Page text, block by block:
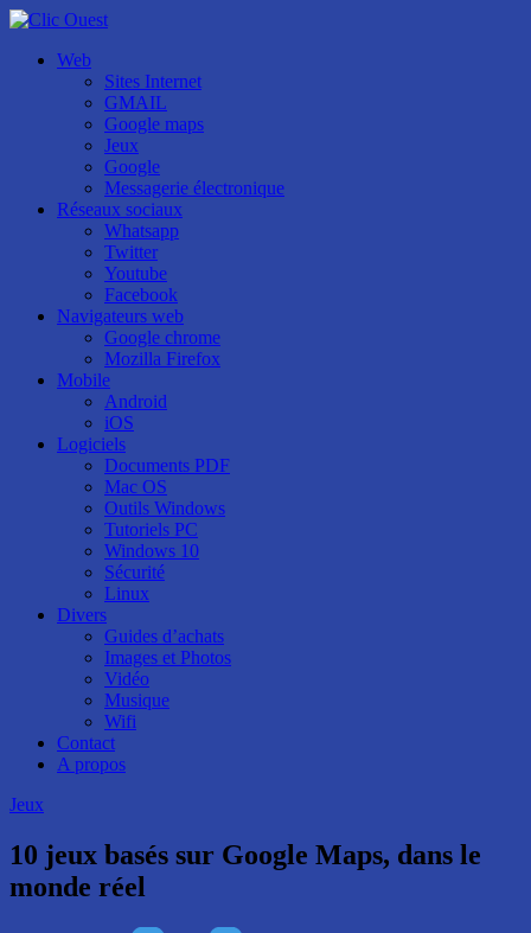
Web
Sites Internet
GMAIL
Google maps
Jeux
Google
Messagerie électronique
Réseaux sociaux
Whatsapp
Twitter
Youtube
Facebook
Navigateurs web
Google chrome
Mozilla Firefox
Mobile
Android
iOS
Logiciels
Documents PDF
Mac OS
Outils Windows
Tutoriels PC
Windows 10
Sécurité
Linux
Divers
Guides d’achats
Images et Photos
Vidéo
Musique
Wifi
Contact
A propos
Jeux
10 jeux basés sur Google Maps, dans le
monde réel